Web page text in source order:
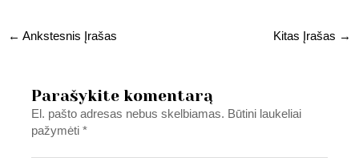
← Ankstesnis Įrašas Kitas Įrašas →
Parašykite komentarą
El. pašto adresas nebus skelbiamas. Būtini laukeliai
pažymėti*